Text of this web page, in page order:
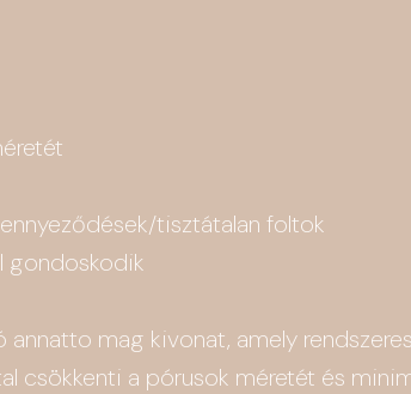
tisztátalan foltok
gondoskodik
mag kivonat, amely
csökkenti a pórusok méretét és